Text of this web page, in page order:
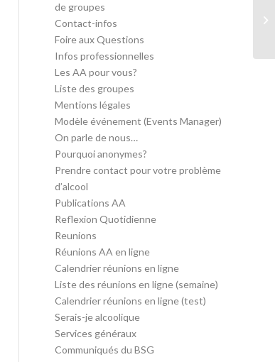
de groupes
Contact-infos
Foire aux Questions
Infos professionnelles
Les AA pour vous?
Liste des groupes
Mentions légales
Modèle événement (Events Manager)
On parle de nous…
Pourquoi anonymes?
Prendre contact pour votre problème
d’alcool
Publications AA
Reflexion Quotidienne
Reunions
Réunions AA en ligne
Calendrier réunions en ligne
Liste des réunions en ligne (semaine)
Calendrier réunions en ligne (test)
Serais-je alcoolique
Services généraux
Communiqués du BSG